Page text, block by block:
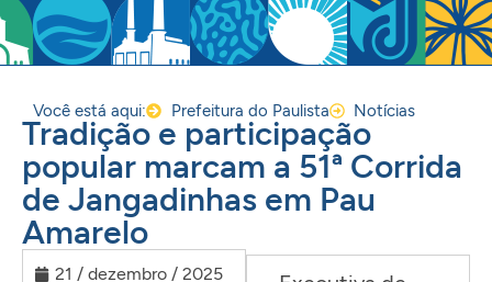
Você está aqui: Prefeitura do Paulista Notícias
Tradição e participação
popular marcam a 51ª Corrida
de Jangadinhas em Pau
Amarelo
21 / dezembro / 2025